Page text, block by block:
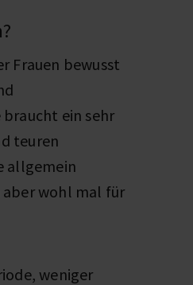
Frauen bewusst
ein sehr
teuren
allgemein
aber wohl mal für
weniger